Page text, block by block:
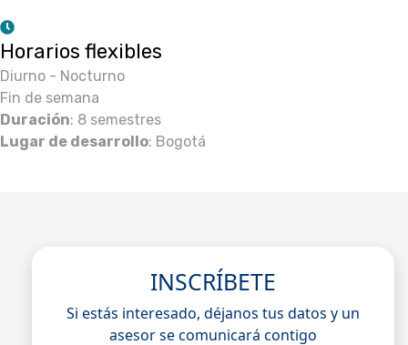
Horarios flexibles
Diurno - Nocturno
Fin de semana
Duración: 8 semestres
Lugar de desarrollo: Bogotá